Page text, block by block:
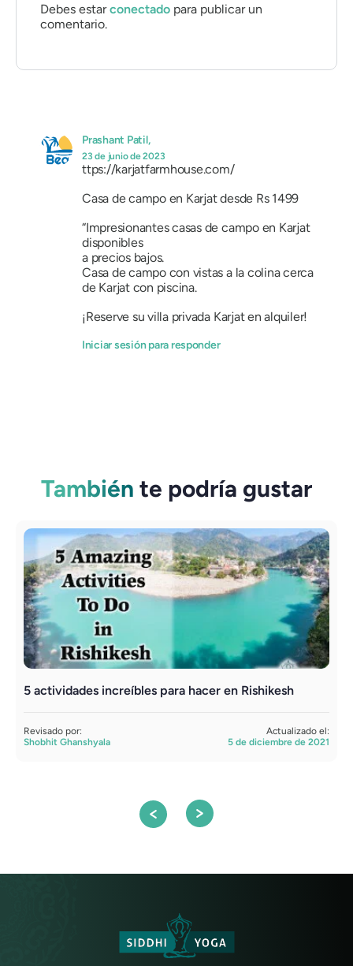
Debes estarconectado para publicar un
comentario.
Prashant Patil,
23 de junio de 2023
ttps://karjatfarmhouse.com/
Casa de campo en Karjat desde Rs 1499
“Impresionantes casas de campo en Karjat
disponibles
a precios bajos.
Casa de campo con vistas a la colina cerca
de Karjat con piscina.
¡Reserve su villa privada Karjat en alquiler!
Iniciar sesión para responder
También te podría gustar
5 actividades increíbles para hacer en Rishikesh
Revisado por:
Shobhit Ghanshyala
Actualizado el:
5 de diciembre de 2021